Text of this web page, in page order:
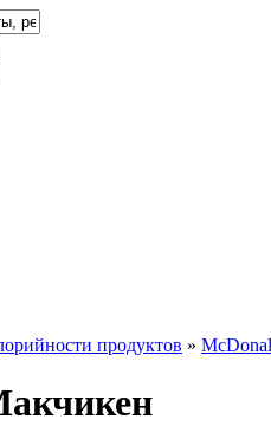
продуктов »